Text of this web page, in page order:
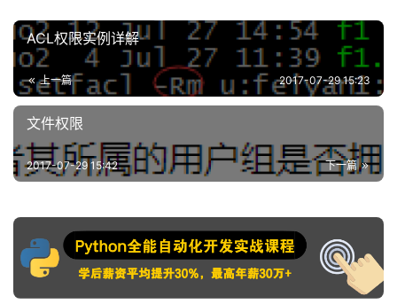
ACL权限实例详解
上一篇 2017-07-29 15:23
文件权限
下一篇
2017-07-29 15:42